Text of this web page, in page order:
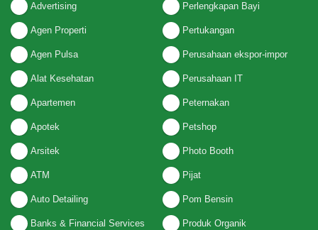
Advertising
Agen Properti
Agen Pulsa
Alat Kesehatan
Apartemen
Apotek
Arsitek
ATM
Auto Detailing
Banks & Financial Services
Perlengkapan Bayi
Pertukangan
Perusahaan ekspor-impor
Perusahaan IT
Peternakan
Petshop
Photo Booth
Pijat
Pom Bensin
Produk Organik